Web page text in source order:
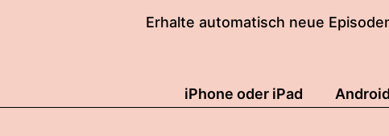
Erhalte automatisch neue
iPhone oder iPad Android